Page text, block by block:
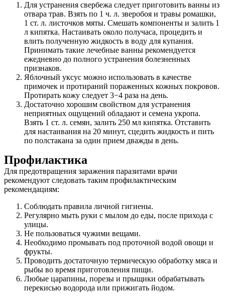
Для устранения свербежа следует приготовить ванны из
отвара трав. Взять по 1 ч. л. зверобоя и травы ромашки,
1 ст. л. листочков мяты. Смешать компоненты и залить 1
л кипятка. Настаивать около получаса, процедить и
влить полученную жидкость в воду для купания.
Принимать такие лечебные ванны рекомендуется
ежедневно до полного устранения болезненных
признаков.
Яблочный уксус можно использовать в качестве
примочек и протираний пораженных кожных покровов.
Протирать кожу следует 3−4 раза на день.
Достаточно хорошим свойством для устранения
неприятных ощущений обладают и семена укропа.
Взять 1 ст. л. семян, залить 250 мл кипятка. Отставить
для настаивания на 20 минут, сцедить жидкость и пить
по полстакана за один прием дважды в день.
Профилактика
Для предотвращения заражения паразитами врачи
рекомендуют следовать таким профилактическим
рекомендациям:
Соблюдать правила личной гигиены.
Регулярно мыть руки с мылом до еды, после прихода с
улицы.
Не пользоваться чужими вещами.
Необходимо промывать под проточной водой овощи и
фрукты.
Проводить достаточную термическую обработку мяса и
рыбы во время приготовления пищи.
Любые царапины, порезы и прыщики обрабатывать
перекисью водорода или прижигать йодом.